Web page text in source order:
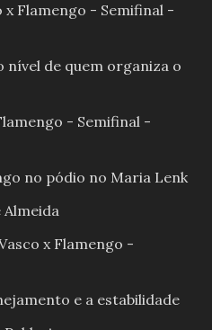
x Flamengo - Semifinal -
de quem organiza o
- Semifinal -
no pódio no Maria Lenk
Almeida
x Flamengo -
e a estabilidade